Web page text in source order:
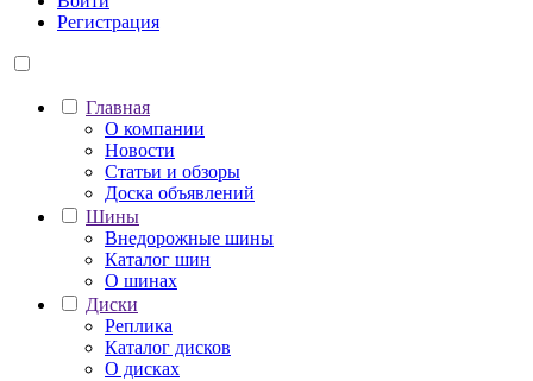
Регистрация
Главная
О компании
Новости
Статьи и обзоры
Доска объявлений
Шины
Внедорожные шины
Каталог шин
О шинах
Диски
Реплика
Каталог дисков
О дисках